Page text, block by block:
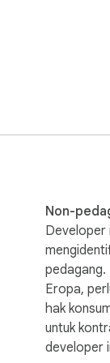
Ini juga
terintegrasi.
visual
dan
kejelasan
Non-
Developer
pedagang.
Eropa,
hak
untuk
developer